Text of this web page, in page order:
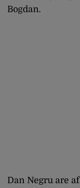
Bogdan.
Dan Negru are